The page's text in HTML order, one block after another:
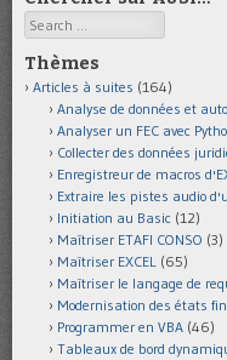
Search
Thèmes
Articles à suites (164)
Analyse de données et
Analyser un FEC avec
Collecter des données
Enregistreur de macros
Extraire les pistes audio
Initiation au Basic (12)
Maîtriser ETAFI CONSO (3)
Maîtriser EXCEL (65)
Maîtriser le langage de
Modernisation des états
Programmer en VBA (46)
Tableaux de bord